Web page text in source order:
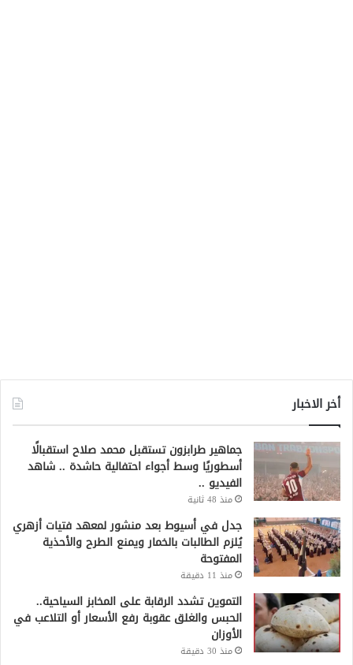
أخر الاخبار
جماهير طرابزون تستقبل محمد صلاح استقبالًا
أسطوريًا وسط أجواء احتفالية حاشدة .. شاهد
الفيديو ..
منذ 48 ثانية
جدل في أسيوط بعد منشور لمعهد فتيات أزهري
يُلزم الطالبات بالخمار ويمنع الطرح والأحذية
المفتوحة
منذ 11 دقيقة
التموين تشدد الرقابة على المخابز السياحية..
الحبس والغلق عقوبة رفع الأسعار أو التلاعب في
الأوزان
منذ 30 دقيقة